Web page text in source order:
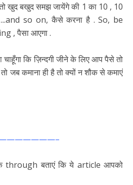
खुद बखुद समझ जायेंगे की 1 का 10 , 10
so on, कैसे करना है . So, be
, पैसा आएगा .
कि ज़िन्दगी जीने के लिए आप पैसे तो
जब कमाना ही है तो क्यों न शौक से कमाएं
through बताएं कि ये article आपको